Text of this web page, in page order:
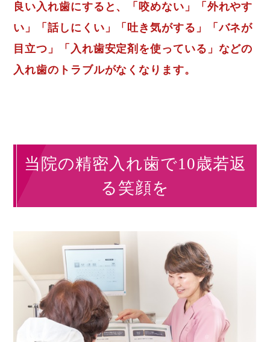
良い入れ歯にすると、「咬めない」「外れやす
い」「話しにくい」「吐き気がする」「バネが
目立つ」「入れ歯安定剤を使っている」などの
入れ歯のトラブルがなくなります。
当院の精密入れ歯で10歳若返
る笑顔を